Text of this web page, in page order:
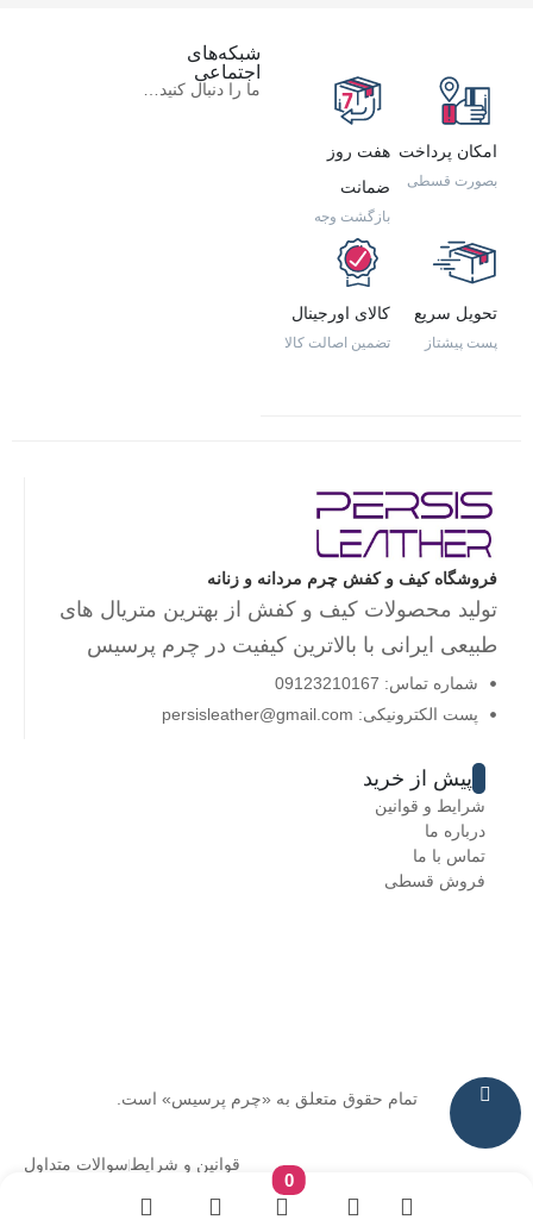
امکان پرداخت
بصورت قسطی
هفت روز
ضمانت
بازگشت وجه
تحویل سریع
پست پیشتاز
کالای اورجینال
تضمین اصالت کالا
شبکه‌های
اجتماعی
ما را دنبال کنید…
فروشگاه کیف و کفش چرم مردانه و زنانه
تولید محصولات کیف و کفش از بهترین متریال های
طبیعی ایرانی با بالاترین کیفیت در چرم پرسیس
شماره تماس: 09123210167
پست الکترونیکی: persisleather@gmail.com
پیش از خرید
شرایط و قوانین
درباره ما
تماس با ما
فروش قسطی
تمام حقوق متعلق به «چرم پرسیس» است.
قوانین و شرایطسوالات متداول
0